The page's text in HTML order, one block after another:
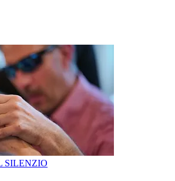
SILENZIO